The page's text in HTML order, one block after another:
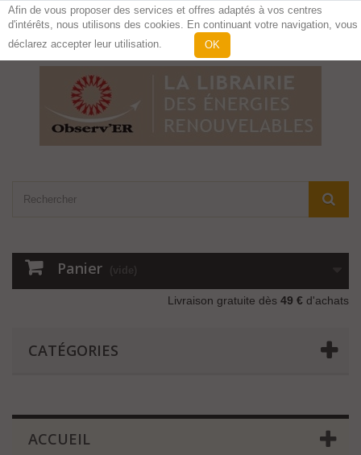
Contactez-nous
Panier (vide)
Livraison gratuite dès 49 € d'achats
CATÉGORIES
ACCUEIL
Afin de vous proposer des services et offres adaptés à vos centres
d'intérêts, nous utilisons des cookies. En continuant votre navigation, vous
déclarez accepter leur utilisation.
OK